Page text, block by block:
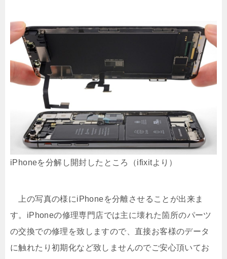
iPhoneを分解し開封したところ（ifixitより）
上の写真の様にiPhoneを分離させることが出来ま
す。iPhoneの修理専門店では主に壊れた箇所のパーツ
の交換での修理を致しますので、直接お客様のデータ
に触れたり初期化など致しませんのでご安心頂いてお